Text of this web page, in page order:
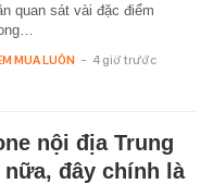
quan sát vài đặc điểm
MUA LUÔN - 4 giờ trước
nội địa Trung
đây chính là